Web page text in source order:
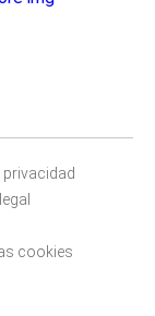
privacidad
cookies